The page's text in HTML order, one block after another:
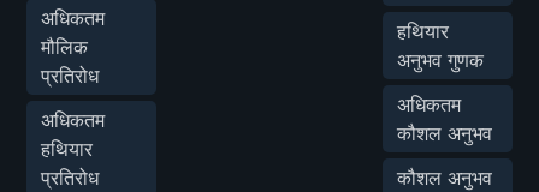
अधिकतम
मौलिक
प्रतिरोध
अधिकतम
हथियार
प्रतिरोध
हथियार
अनुभव गुणक
अधिकतम
कौशल अनुभव
कौशल अनुभव